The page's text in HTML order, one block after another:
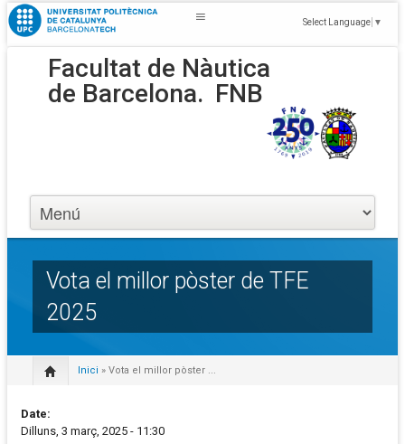
Select Language ▼
Facultat de Nàutica
de Barcelona. FNB
Vota el millor pòster de TFE
2025
Inici » Vota el millor pòster ...
Date:
Dilluns, 3 març, 2025 - 11:30